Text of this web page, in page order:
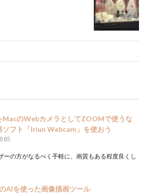
MacのWebカメラとしてZOOMで使うな
ソフト「Iriun Webcam」を使おう
ーの方がなるべく手軽に、画質もある程度良くし
AIを使った画像描画ツール